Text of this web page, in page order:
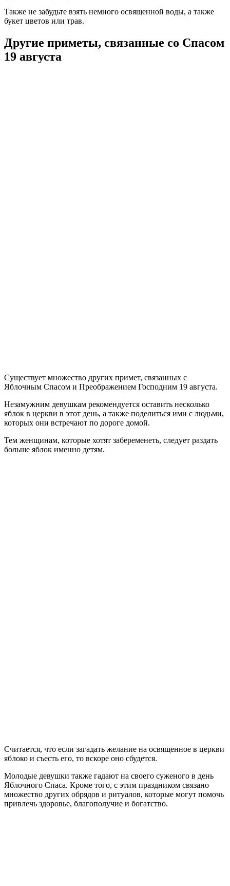
Также не забудьте взять немного освященной воды, а также
букет цветов или трав.
Другие приметы, связанные со Спасом
19 августа
Существует множество других примет, связанных с
Яблочным Спасом и Преображением Господним 19 августа.
Незамужним девушкам рекомендуется оставить несколько
яблок в церкви в этот день, а также поделиться ими с людьми,
которых они встречают по дороге домой.
Тем женщинам, которые хотят забеременеть, следует раздать
больше яблок именно детям.
Считается, что если загадать желание на освященное в церкви
яблоко и съесть его, то вскоре оно сбудется.
Молодые девушки также гадают на своего суженого в день
Яблочного Спаса. Кроме того, с этим праздником связано
множество других обрядов и ритуалов, которые могут помочь
привлечь здоровье, благополучие и богатство.